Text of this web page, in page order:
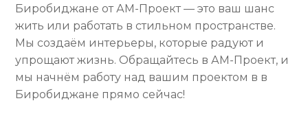
Биробиджане от АМ-Проект — это ваш шанс
жить или работать в стильном пространстве.
Мы создаём интерьеры, которые радуют и
упрощают жизнь. Обращайтесь в АМ-Проект, и
мы начнём работу над вашим проектом в в
Биробиджане прямо сейчас!